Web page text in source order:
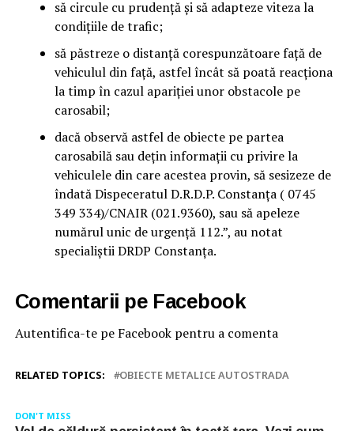
să circule cu prudență și să adapteze viteza la
condițiile de trafic;
să păstreze o distanță corespunzătoare față de
vehiculul din față, astfel încât să poată reacționa
la timp în cazul apariției unor obstacole pe
carosabil;
dacă observă astfel de obiecte pe partea
carosabilă sau dețin informații cu privire la
vehiculele din care acestea provin, să sesizeze de
îndată Dispeceratul D.R.D.P. Constanța ( 0745
349 334)/CNAIR (021.9360), sau să apeleze
numărul unic de urgență 112.”, au notat
specialiștii DRDP Constanța.
Comentarii pe Facebook
Autentifica-te pe Facebook pentru a comenta
RELATED TOPICS: OBIECTE METALICE AUTOSTRADA
DON'T MISS